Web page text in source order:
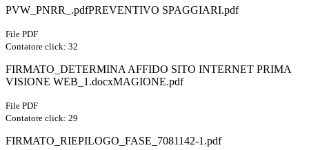
PVW_PNRR_.pdfPREVENTIVO SPAGGIARI.pdf
File PDF
Contatore click: 32
FIRMATO_DETERMINA AFFIDO SITO INTERNET PRIMA
VISIONE WEB_1.docxMAGIONE.pdf
File PDF
Contatore click: 29
FIRMATO_RIEPILOGO_FASE_7081142-1.pdf